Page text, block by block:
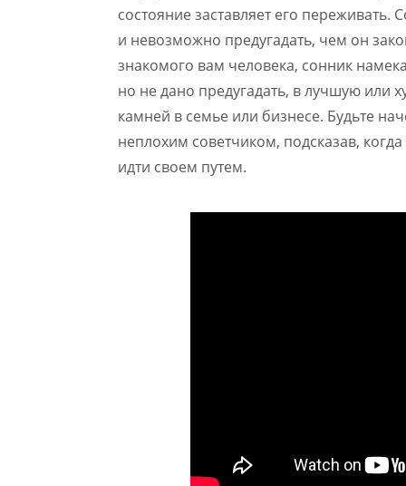
состояние заставляет его
и невозможно предугадать, чем он
знакомого вам человека, сонник
но не дано предугадать, в лучшую или
камней в семье или бизнесе. Будьте
неплохим советчиком, подсказав,
идти своем путем.